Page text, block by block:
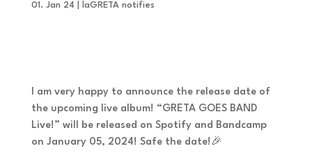
01. Jan 24 laGRETA notifies
I am very happy to announce the release date of
the upcoming live album! “GRETA GOES BAND
Live!” will be released on Spotify and Bandcamp
on January 05, 2024! Safe the date!🎉